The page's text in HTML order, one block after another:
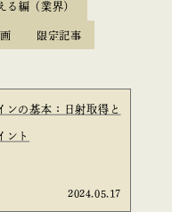
る編（業界）
限定記事
ンの基本：日射取得と
ント
2024.05.17